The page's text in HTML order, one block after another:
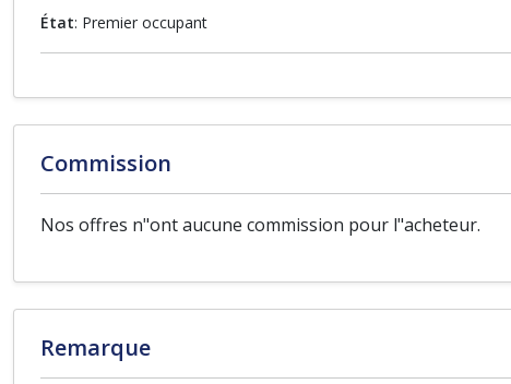
État: Premier occupant
Commission
Nos offres n"ont aucune commission pour l"acheteur.
Remarque